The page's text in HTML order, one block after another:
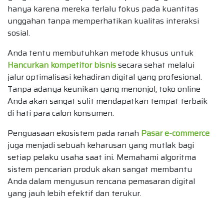
hanya karena mereka terlalu fokus pada kuantitas
unggahan tanpa memperhatikan kualitas interaksi
sosial.
Anda tentu membutuhkan metode khusus untuk
Hancurkan kompetitor bisnissecara sehat melalui
jalur optimalisasi kehadiran digital yang profesional.
Tanpa adanya keunikan yang menonjol, toko online
Anda akan sangat sulit mendapatkan tempat terbaik
di hati para calon konsumen.
Penguasaan ekosistem pada ranah Pasar e-commerce
juga menjadi sebuah keharusan yang mutlak bagi
setiap pelaku usaha saat ini. Memahami algoritma
sistem pencarian produk akan sangat membantu
Anda dalam menyusun rencana pemasaran digital
yang jauh lebih efektif dan terukur.